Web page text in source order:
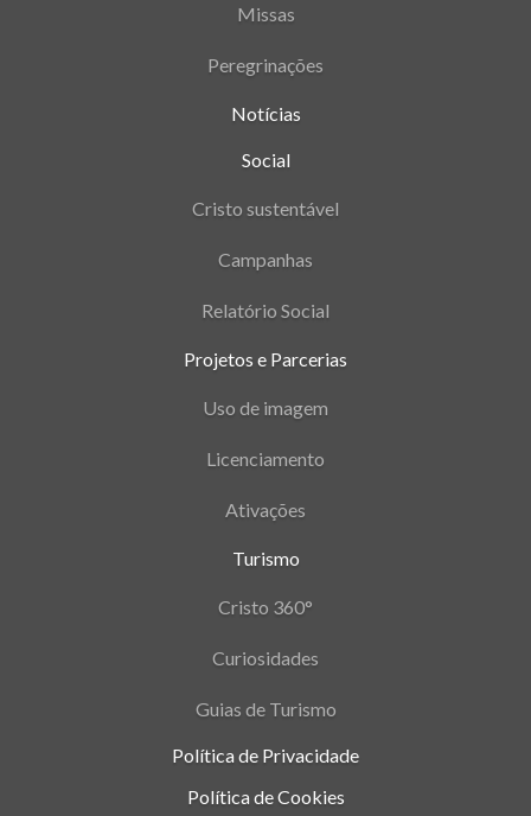
Missas
Peregrinações
Notícias
Social
Cristo sustentável
Campanhas
Relatório Social
Projetos e Parcerias
Uso de imagem
Licenciamento
Ativações
Turismo
Cristo 360°
Curiosidades
Guias de Turismo
Política de Privacidade
Política de Cookies